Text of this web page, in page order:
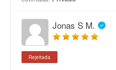
Jonas S M.
Rejeitada